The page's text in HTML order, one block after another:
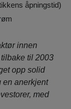
åpningstid)
innen
til 2003
opp solid
en anerkjent
med